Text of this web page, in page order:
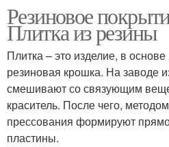
Резиновое
Плитка из резины
Плитка – это изделие, в
резиновая крошка. На заводе
смешивают со связующим
краситель. После чего,
прессования формируют
пластины.